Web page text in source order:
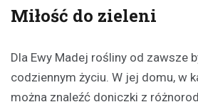
Miłość do zieleni
Dla Ewy Madej rośliny od zawsze
codziennym życiu. W jej domu, w
można znaleźć doniczki z